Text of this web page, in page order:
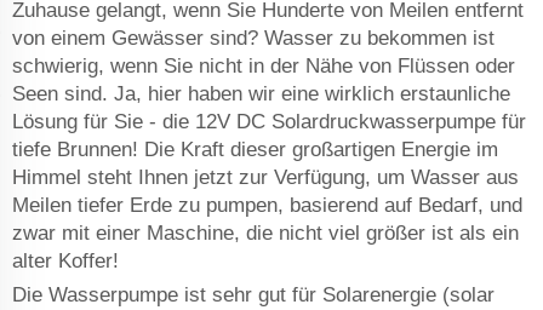
Zuhause gelangt, wenn Sie Hunderte von Meilen entfernt
von einem Gewässer sind? Wasser zu bekommen ist
schwierig, wenn Sie nicht in der Nähe von Flüssen oder
Seen sind. Ja, hier haben wir eine wirklich erstaunliche
Lösung für Sie - die 12V DC Solardruckwasserpumpe für
tiefe Brunnen! Die Kraft dieser großartigen Energie im
Himmel steht Ihnen jetzt zur Verfügung, um Wasser aus
Meilen tiefer Erde zu pumpen, basierend auf Bedarf, und
zwar mit einer Maschine, die nicht viel größer ist als ein
alter Koffer!
Die Wasserpumpe ist sehr gut für Solarenergie (solar